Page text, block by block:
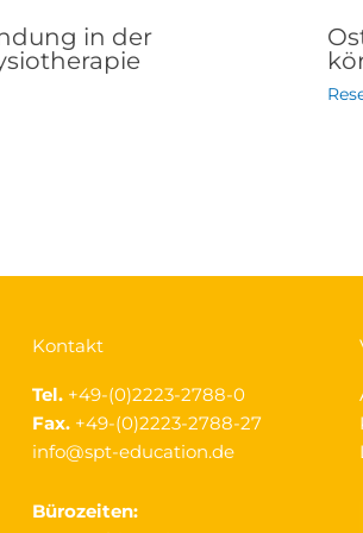
in der
Kontakt
Tel. +49-(0)2223-2788-0
Fax. +49-(0)2223-2788-27
info@spt-education.de
Bürozeiten: